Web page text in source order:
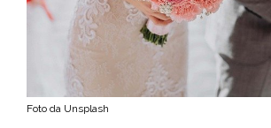
Foto da Unsplash